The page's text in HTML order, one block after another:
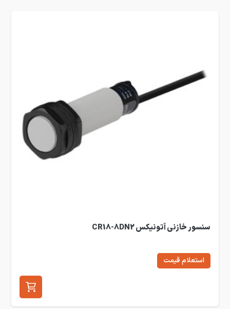
سنسور خازنی آتونیکس CR18-8DN2
استعلام قیمت